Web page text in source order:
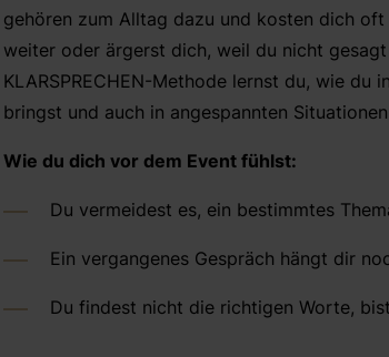
gehören zum Alltag dazu und kosten dich
weiter oder ärgerst dich, weil du nicht
KLARSPRECHEN-Methode lernst du, wie du
bringst und auch in angespannten
Wie du dich vor dem Event fühlst:
Du vermeidest es, ein bestimmtes
Ein vergangenes Gespräch hängt dir
Du findest nicht die richtigen Worte,